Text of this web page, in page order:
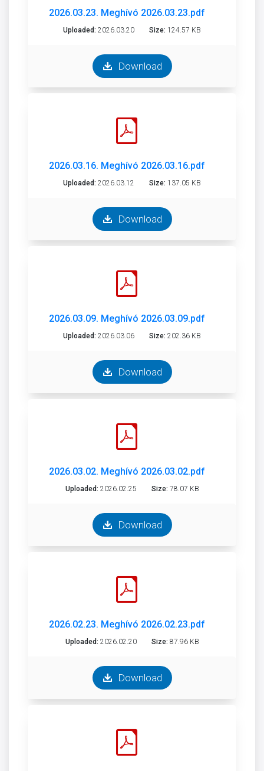
2026.03.23. Meghívó 2026.03.23.pdf
Uploaded: 2026.03.20 Size: 124.57 KB
Download
2026.03.16. Meghívó 2026.03.16.pdf
Uploaded: 2026.03.12 Size: 137.05 KB
Download
2026.03.09. Meghívó 2026.03.09.pdf
Uploaded: 2026.03.06 Size: 202.36 KB
Download
2026.03.02. Meghívó 2026.03.02.pdf
Uploaded: 2026.02.25 Size: 78.07 KB
Download
2026.02.23. Meghívó 2026.02.23.pdf
Uploaded: 2026.02.20 Size: 87.96 KB
Download